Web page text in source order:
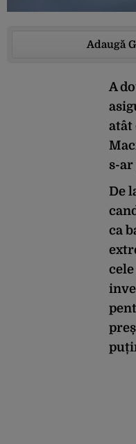
Adaugă
A
atât
s-ar
De
ca